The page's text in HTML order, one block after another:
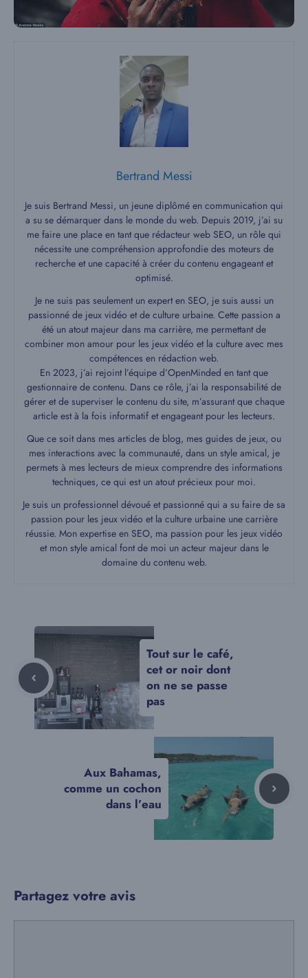
Bertrand Messi
Je suis Bertrand Messi, un jeune diplômé en communication qui
a su se démarquer dans le monde du web. Depuis 2019, j’ai su
me faire une place en tant que rédacteur web SEO, un rôle qui
nécessite une compréhension approfondie des moteurs de
recherche et une capacité à créer du contenu engageant et
optimisé.
Je ne suis pas seulement un expert en SEO, je suis aussi un
passionné de jeux vidéo et de culture urbaine. Cette passion a
été un atout majeur dans ma carrière, me permettant de
combiner mon amour pour les jeux vidéo et la culture avec mes
compétences en rédaction web.
En 2023, j’ai rejoint l’équipe d’OpenMinded en tant que
gestionnaire de contenu. Dans ce rôle, j’ai la responsabilité de
gérer et de superviser le contenu du site, m’assurant que chaque
article est à la fois informatif et engageant pour les lecteurs.
Que ce soit dans mes articles de blog, mes guides de jeux, ou
mes interactions avec la communauté, dans un style amical, je
permets à mes lecteurs de mieux comprendre des informations
techniques, ce qui est un atout précieux pour moi.
Je suis un professionnel dévoué et passionné qui a su faire de sa
passion pour les jeux vidéo et la culture urbaine une carrière
réussie. Mon expertise en SEO, ma passion pour les jeux vidéo
et mon style amical font de moi un acteur majeur dans le
domaine du contenu web.
Tout sur le café,
cet or noir dont
on ne se passe
pas
Aux Bahamas,
comme un cochon
dans l’eau
Partagez votre avis